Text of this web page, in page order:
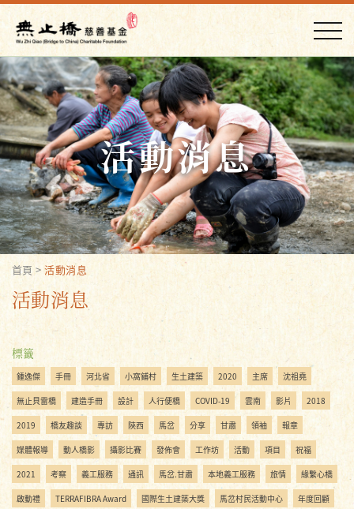
活動消息
首頁 >活動消息
活動消息
標籤
鍾逸傑 手冊 河北省 小窩鋪村 生土建築 2020 主席 沈祖堯
無止貝雷橋 建造手冊 設計 人行便橋 COVID-19 雲南 影片 2018
2019 橋友趣談 專訪 陝西 馬岔 分享 甘肅 領袖 報章
媒體報導 動人橋影 攝影比賽 發佈會 工作坊 活動 項目 祝福
2021 考察 義工服務 通訊 馬岔.甘肅 本地義工服務 旅情 緣繫心橋
啟動禮 TERRAFIBRA Award 國際生土建築大獎 馬岔村民活動中心 年度回顧